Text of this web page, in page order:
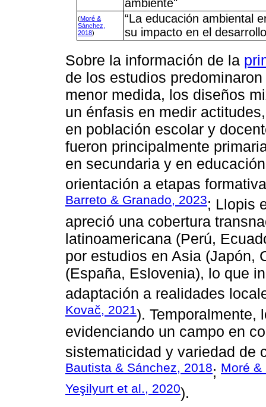
ambiente"
(Moré &
Sánchez,
2018)
“La educación ambiental
su impacto en el
Sobre la información de la
de los estudios
menor medida, los diseños
un énfasis en medir
en población escolar y
fueron principalmente
en secundaria y en
orientación a etapas
Barreto & Granado, 2023; Llopis
apreció una cobertura
latinoamericana (Perú,
por estudios en Asia (Japón,
(España, Eslovenia), lo que
adaptación a realidades
Kovač, 2021). Temporalmente,
evidenciando un campo en
sistematicidad y variedad de
Bautista & Sánchez, 2018; Moré &
Yeşilyurt et al., 2020).